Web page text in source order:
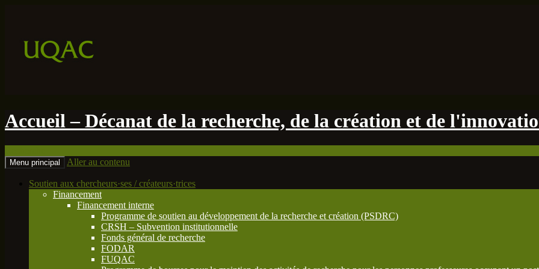
Accueil – Décanat de la recherche, de la création et de
Menu principal Aller au contenu
Soutien aux chercheurs·ses / créateurs·trices
Financement
Financement interne
Programme de soutien au développement de la recherche et création (PSDRC)
CRSH – Subvention institutionnelle
Fonds général de recherche
FODAR
FUQAC